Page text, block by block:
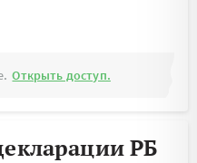
Открыть доступ.
РБ